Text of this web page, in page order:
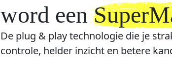
word een
De plug & play technologie die je
controle, helder inzicht en betere